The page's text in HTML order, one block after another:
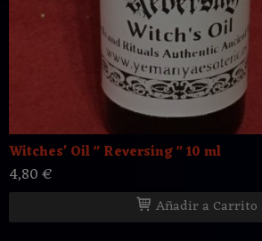
Witches' Oil " Reversing " 10 ml
4,80 €
Añadir a Carrito